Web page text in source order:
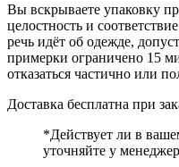
Вы вскрываете упаковку
целостность и
речь идёт об одежде,
примерки ограничено 15
отказаться частично или
Доставка бесплатна при
*Действует ли в
уточняйте у